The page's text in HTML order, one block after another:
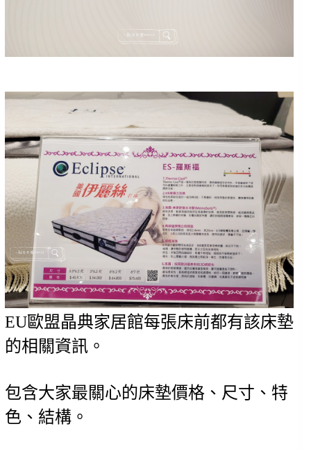
EU歐盟晶典家居館每張床前都有該床墊
的相關資訊。
包含大家最關心的床墊價格、尺寸、特
色、結構。